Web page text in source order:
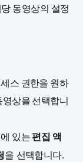
동영상의 설정
스 권한을 원하
상을 선택합니
있는편집 액
을 선택합니다.